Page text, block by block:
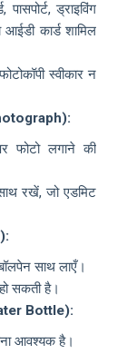
ड्राइविंग
कार्ड शामिल
स्वीकार न
फोटो लगाने की
रखें, जो एडमिट
साथ लाएँ।
सकती है।
Bottle):
आवश्यक है।